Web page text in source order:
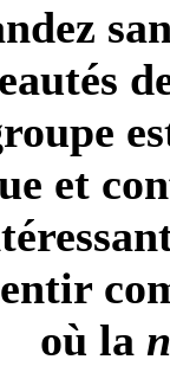
et
où la